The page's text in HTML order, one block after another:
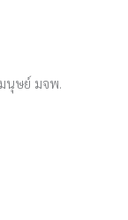
นุษย์ มจพ.